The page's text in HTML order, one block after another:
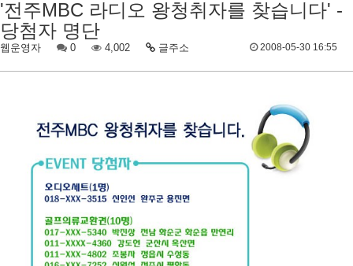
'전주MBC 라디오 왕청취자를 찾습니다' -
당첨자 명단
웹운영자 0 4,002 글주소 2008-05-30 16:55